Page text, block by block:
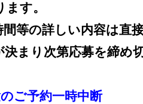
す。
等の詳しい内容は直
まり次第応募を締め
ご予約一時中断